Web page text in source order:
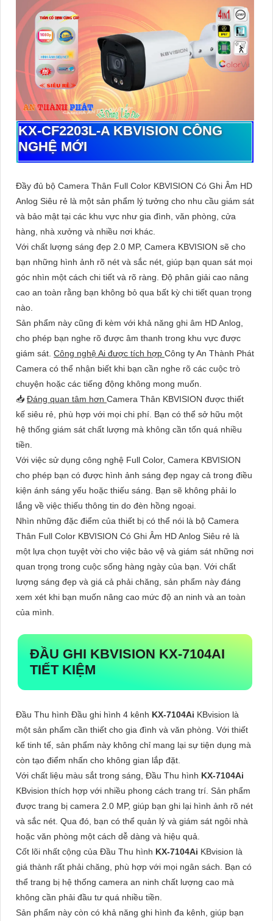
KX-CF2203L-A KBVISION CÔNG
NGHỆ MỚI
Đầy đủ bộ Camera Thân Full Color KBVISION Có Ghi Âm HD
Anlog Siêu rẻ là một sản phẩm lý tưởng cho nhu cầu giám sát
và bảo mật tại các khu vực như gia đình, văn phòng, cửa
hàng, nhà xưởng và nhiều nơi khác.
Với chất lượng sáng đẹp 2.0 MP, Camera KBVISION sẽ cho
bạn những hình ảnh rõ nét và sắc nét, giúp bạn quan sát mọi
góc nhìn một cách chi tiết và rõ ràng. Độ phân giải cao nâng
cao an toàn rằng bạn không bỏ qua bất kỳ chi tiết quan trọng
nào.
Sản phẩm này cũng đi kèm với khả năng ghi âm HD Anlog,
cho phép bạn nghe rõ được âm thanh trong khu vực được
giám sát. Công nghệ Ai được tích hợp Công ty An Thành Phát
Camera có thể nhận biết khi bạn cần nghe rõ các cuộc trò
chuyện hoặc các tiếng động không mong muốn.
📥 Đáng quan tâm hơn Camera Thân KBVISION được thiết
kế siêu rẻ, phù hợp với mọi chi phí. Bạn có thể sở hữu một
hệ thống giám sát chất lượng mà không cần tốn quá nhiều
tiền.
Với việc sử dụng công nghệ Full Color, Camera KBVISION
cho phép bạn có được hình ảnh sáng đẹp ngay cả trong điều
kiện ánh sáng yếu hoặc thiếu sáng. Bạn sẽ không phải lo
lắng về việc thiếu thông tin do đèn hồng ngoại.
Nhìn những đặc điểm của thiết bị có thể nói là bộ Camera
Thân Full Color KBVISION Có Ghi Âm HD Anlog Siêu rẻ là
một lựa chọn tuyệt vời cho việc bảo vệ và giám sát những nơi
quan trọng trong cuộc sống hàng ngày của bạn. Với chất
lượng sáng đẹp và giá cả phải chăng, sản phẩm này đáng
xem xét khi bạn muốn nâng cao mức độ an ninh và an toàn
của mình.
ĐẦU GHI KBVISION KX-7104AI
TIẾT KIỆM
Đầu Thu hình Đầu ghi hình 4 kênh KX-7104Ai KBvision là
một sản phẩm cần thiết cho gia đình và văn phòng. Với thiết
kế tinh tế, sản phẩm này không chỉ mang lại sự tiện dụng mà
còn tạo điểm nhấn cho không gian lắp đặt.
Với chất liệu màu sắt trong sáng, Đầu Thu hình KX-7104Ai
KBvision thích hợp với nhiều phong cách trang trí. Sản phẩm
được trang bị camera 2.0 MP, giúp bạn ghi lại hình ảnh rõ nét
và sắc nét. Qua đó, bạn có thể quản lý và giám sát ngôi nhà
hoặc văn phòng một cách dễ dàng và hiệu quả.
Cốt lõi nhất cộng của Đầu Thu hình KX-7104Ai KBvision là
giá thành rất phải chăng, phù hợp với mọi ngân sách. Bạn có
thể trang bị hệ thống camera an ninh chất lượng cao mà
không cần phải đầu tư quá nhiều tiền.
Sản phẩm này còn có khả năng ghi hình đa kênh, giúp bạn